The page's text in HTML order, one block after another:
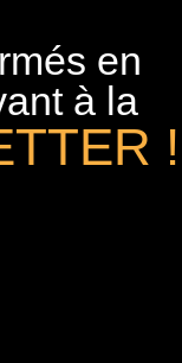
en
à la
!